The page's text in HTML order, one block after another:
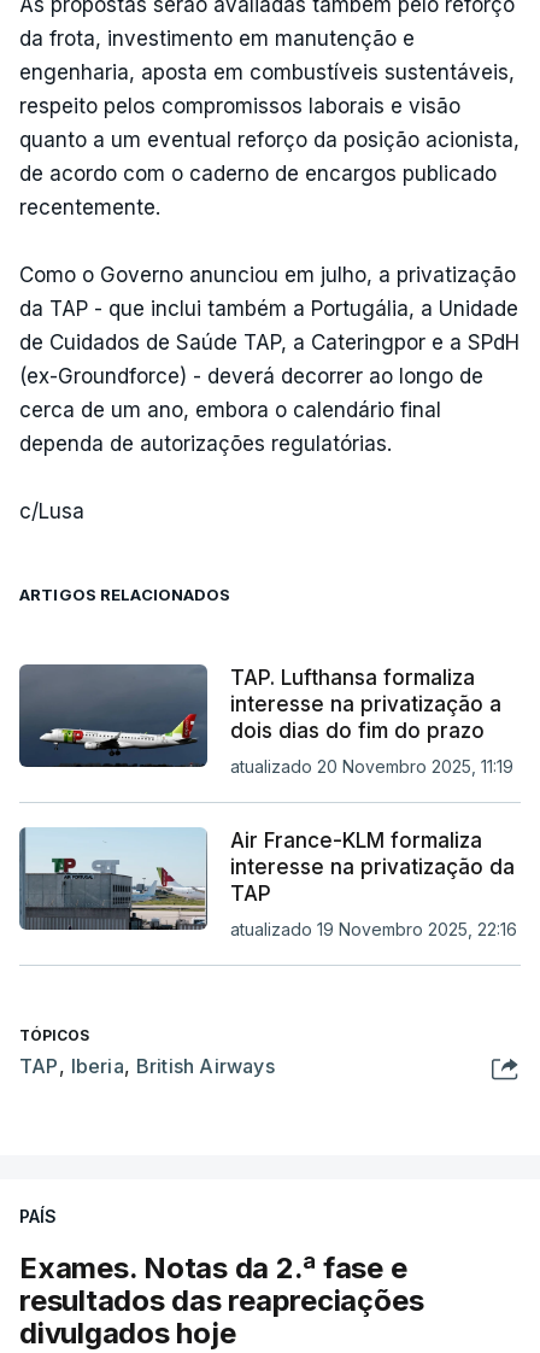
da frota, investimento em manutenção e
engenharia, aposta em combustíveis sustentáveis,
respeito pelos compromissos laborais e visão
quanto a um eventual reforço da posição acionista,
de acordo com o caderno de encargos publicado
recentemente.
Como o Governo anunciou em julho, a privatização
da TAP - que inclui também a Portugália, a Unidade
de Cuidados de Saúde TAP, a Cateringpor e a SPdH
(ex-Groundforce) - deverá decorrer ao longo de
cerca de um ano, embora o calendário final
dependa de autorizações regulatórias.
c/Lusa
ARTIGOS RELACIONADOS
TAP. Lufthansa formaliza
interesse na privatização a
dois dias do fim do prazo
atualizado 20 Novembro 2025, 11:19
Air France-KLM formaliza
interesse na privatização da
TAP
atualizado 19 Novembro 2025, 22:16
TÓPICOS
TAP, Iberia, British Airways
PAÍS
Exames. Notas da 2.ª fase e
resultados das reapreciações
divulgados hoje